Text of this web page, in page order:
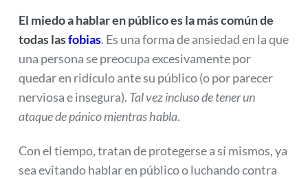
El miedo a hablar en público es la más común de
todas lasfobias. Es una forma de ansiedad en la que
una persona se preocupa excesivamente por
quedar en ridículo ante su público (o por parecer
nerviosa e insegura). Tal vez incluso de tener un
ataque de pánico mientras habla.
Con el tiempo, tratan de protegerse a sí mismos, ya
sea evitando hablar en público o luchando contra